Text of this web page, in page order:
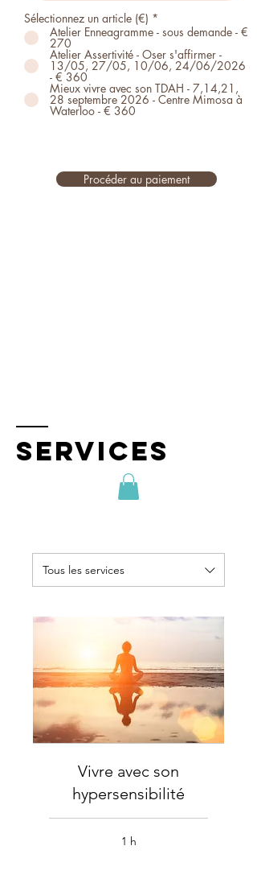
Sélectionnez un article (€) *
Atelier Enneagramme - sous demande - €
270
Atelier Assertivité - Oser s'affirmer -
13/05, 27/05, 10/06, 24/06/2026
- € 360
Mieux vivre avec son TDAH - 7,14,21,
28 septembre 2026 - Centre Mimosa à
Waterloo - € 360
Procéder au paiement
SERVICES
Tous les services
Vivre avec son
hypersensibilité
1 h